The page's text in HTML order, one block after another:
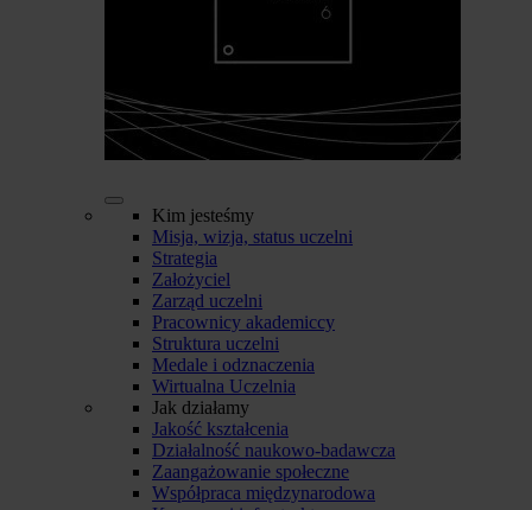
Kim jesteśmy
Misja, wizja, status uczelni
Strategia
Założyciel
Zarząd uczelni
Pracownicy akademiccy
Struktura uczelni
Medale i odznaczenia
Wirtualna Uczelnia
Jak działamy
Jakość kształcenia
Działalność naukowo-badawcza
Zaangażowanie społeczne
Współpraca międzynarodowa